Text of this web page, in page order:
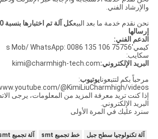
والإرشاد الفني.
نحن نقدم خدمة ما بعد البيع
إرسالها
الدعم الفني:
كيمي's Mob/ WhatsApp: 0086 135 106 75756
سكايب:
البريد الإلكتروني:kimi@charmhigh-tech.com
مرحباً بكم لتتبعونايوتيوب:
@KimiLiuCharmhigh/videos
إذا كنت تريد معرفة المزيد من المعلومات، يرجى
البريد الإلكتروني.
سنرد عليك في المرة الأولى
آلة تكنولوجيا سطح جبل خط تجميع smt آلة تجميع smt